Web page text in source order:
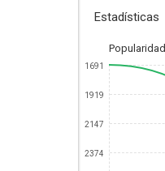
Estadísticas
Popularidad
1691
1919
2147
2374